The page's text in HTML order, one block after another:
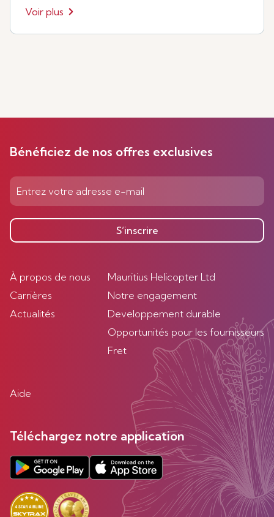
Voir plus
Bénéficiez de nos offres exclusives
S’inscrire
À propos de nous
Carrières
Actualités
Mauritius Helicopter Ltd
Notre engagement
Developpement durable
Opportunités pour les fournisseurs
Fret
Aide
Téléchargez notre application